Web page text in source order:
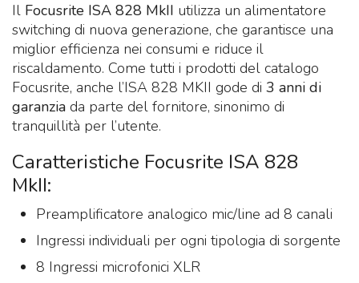
Il Focusrite ISA 828 MkII utilizza un alimentatore
switching di nuova generazione, che garantisce una
miglior efficienza nei consumi e riduce il
riscaldamento. Come tutti i prodotti del catalogo
Focusrite, anche l’ISA 828 MKII gode di 3 anni di
garanzia da parte del fornitore, sinonimo di
tranquillità per l’utente.
Caratteristiche Focusrite ISA 828
MkII:
Preamplificatore analogico mic/line ad 8 canali
Ingressi individuali per ogni tipologia di sorgente
8 Ingressi microfonici XLR